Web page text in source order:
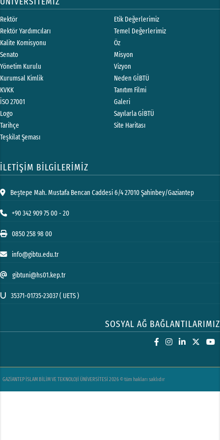
Rektör
Rektör Yardımcıları
Kalite Komisyonu
Senato
Yönetim Kurulu
Kurumsal Kimlik
KVKK
İSO 27001
Logo
Tarihçe
Teşkilat Şeması
Etik Değerlerimiz
Temel Değerlerimiz
Öz
Misyon
Vizyon
Neden GİBTÜ
Tanıtım Filmi
Galeri
Sayılarla GİBTÜ
Site Haritası
İLETİŞİM BİLGİLERİMİZ
Beştepe Mah. Mustafa Bencan Caddesi 6/4 27010 Şahinbey/Gaziantep
+90 342 909 75 00 - 20
0850 258 98 00
info@gibtu.edu.tr
gibtuni@hs01.kep.tr
35371-01735-23037 ( UETS )
SOSYAL AĞ BAĞLANTILARIMIZ
GAZİANTEP İSLAM BİLİM VE TEKNOLOJİ ÜNİVERSİTESİ 2026 © tüm hakları saklıdır